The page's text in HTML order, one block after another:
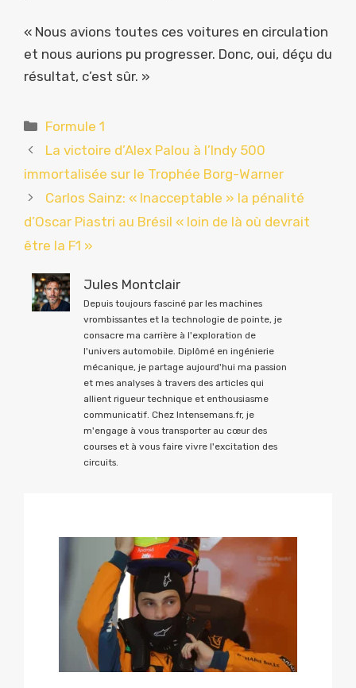
« Nous avions toutes ces voitures en circulation
et nous aurions pu progresser. Donc, oui, déçu du
résultat, c’est sûr. »
Catégories
Formule 1
La victoire d’Alex Palou à l’Indy 500
immortalisée sur le Trophée Borg-Warner
Carlos Sainz: « Inacceptable » la pénalité
d’Oscar Piastri au Brésil « loin de là où devrait
être la F1 »
Jules Montclair
Depuis toujours fasciné par les machines
vrombissantes et la technologie de pointe, je
consacre ma carrière à l'exploration de
l'univers automobile. Diplômé en ingénierie
mécanique, je partage aujourd'hui ma passion
et mes analyses à travers des articles qui
allient rigueur technique et enthousiasme
communicatif. Chez Intensemans.fr, je
m'engage à vous transporter au cœur des
courses et à vous faire vivre l'excitation des
circuits.